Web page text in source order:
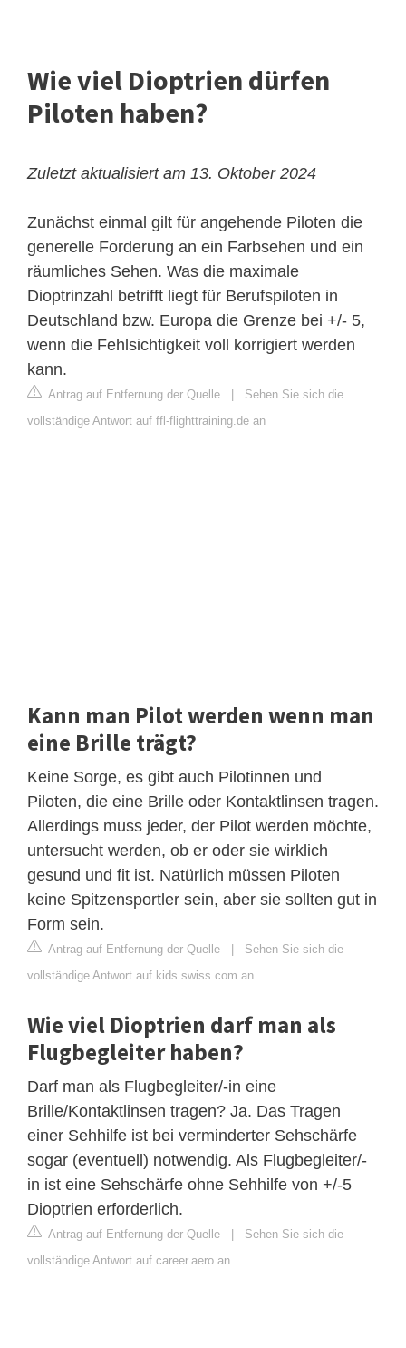
Wie viel Dioptrien dürfen
Piloten haben?
Zuletzt aktualisiert am 13. Oktober 2024
Zunächst einmal gilt für angehende Piloten die
generelle Forderung an ein Farbsehen und ein
räumliches Sehen. Was die maximale
Dioptrinzahl betrifft liegt für Berufspiloten in
Deutschland bzw. Europa die Grenze bei +/- 5,
wenn die Fehlsichtigkeit voll korrigiert werden
kann.
Antrag auf Entfernung der Quelle
Sehen Sie sich die
vollständige Antwort auf ffl-flighttraining.de an
Kann man Pilot werden wenn man
eine Brille trägt?
Keine Sorge, es gibt auch Pilotinnen und
Piloten, die eine Brille oder Kontaktlinsen tragen.
Allerdings muss jeder, der Pilot werden möchte,
untersucht werden, ob er oder sie wirklich
gesund und fit ist. Natürlich müssen Piloten
keine Spitzensportler sein, aber sie sollten gut in
Form sein.
Antrag auf Entfernung der Quelle
Sehen Sie sich die
vollständige Antwort auf kids.swiss.com an
Wie viel Dioptrien darf man als
Flugbegleiter haben?
Darf man als Flugbegleiter/-in eine
Brille/Kontaktlinsen tragen? Ja. Das Tragen
einer Sehhilfe ist bei verminderter Sehschärfe
sogar (eventuell) notwendig. Als Flugbegleiter/-
in ist eine Sehschärfe ohne Sehhilfe von +/-5
Dioptrien erforderlich.
Antrag auf Entfernung der Quelle
Sehen Sie sich die
vollständige Antwort auf career.aero an